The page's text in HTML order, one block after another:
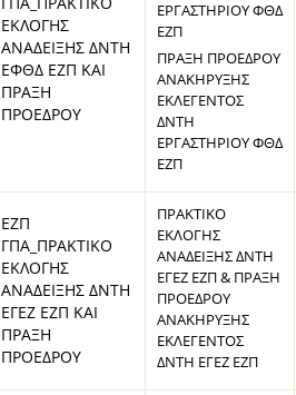
ΕΚΛΟΓΗΣ
ΑΝΑΔΕΙΞΗΣ ΔΝΤΗ
ΕΦΘΔ ΕΖΠ ΚΑΙ
ΠΡΑΞΗ
ΠΡΟΕΔΡΟΥ
ΕΡΓΑΣΤΗΡΙΟΥ ΦΘΔ
ΕΖΠ
ΠΡΑΞΗ ΠΡΟΕΔΡΟΥ
ΑΝΑΚΗΡΥΞΗΣ
ΕΚΛΕΓΕΝΤΟΣ
ΔΝΤΗ
ΕΡΓΑΣΤΗΡΙΟΥ ΦΘΔ
ΕΖΠ
ΕΖΠ
ΓΠΑ_ΠΡΑΚΤΙΚΟ
ΕΚΛΟΓΗΣ
ΑΝΑΔΕΙΞΗΣ ΔΝΤΗ
ΕΓΕΖ ΕΖΠ ΚΑΙ
ΠΡΑΞΗ
ΠΡΟΕΔΡΟΥ
ΠΡΑΚΤΙΚΟ
ΕΚΛΟΓΗΣ
ΑΝΑΔΕΙΞΗΣ ΔΝΤΗ
ΕΓΕΖ ΕΖΠ & ΠΡΑΞΗ
ΠΡΟΕΔΡΟΥ
ΑΝΑΚΗΡΥΞΗΣ
ΕΚΛΕΓΕΝΤΟΣ
ΔΝΤΗ ΕΓΕΖ ΕΖΠ